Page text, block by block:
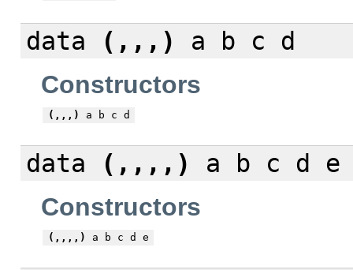
data (,,,)
a b c d
Constructors
(,,,) a b c d
data (,,,,)
a b c d e
Constructors
(,,,,) a b c d e